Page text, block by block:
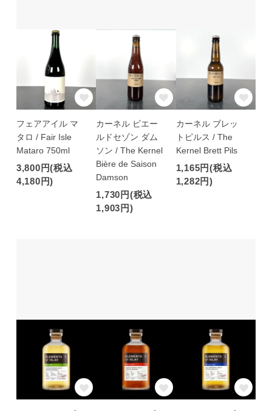
フェアアイル マ
タロ / Fair Isle
Mataro 750ml
3,800円(税込
4,180円)
カーネル ビエー
ルドセゾン ダム
ソン / The Kernel
Bière de Saison
Damson
1,730円(税込
1,903円)
カーネル ブレッ
トピルス / The
Kernel Brett Pils
1,165円(税込
1,282円)